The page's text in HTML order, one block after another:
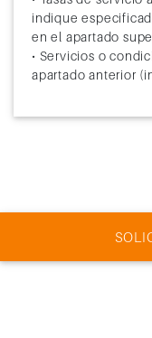
indique
en el apartado
• Servicios o
apartado anterior